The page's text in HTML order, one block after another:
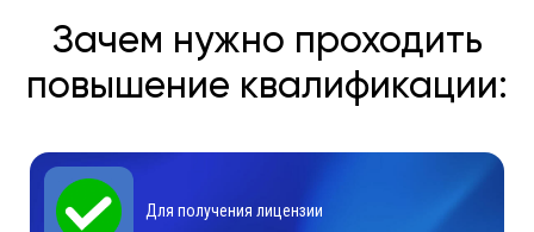
Зачем нужно проходить
повышение квалификации:
Для получения лицензии